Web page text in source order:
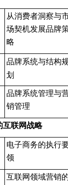
从消费者洞察与
场契机发展品牌
略
品牌系统与结构
划
品牌系统管理与
销管理
互联网战略
电子商务的执行
领
互联网领域营销